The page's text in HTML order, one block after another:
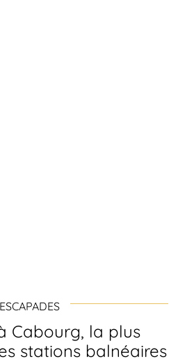
ESCAPADES
Cabourg, la plus
stations balnéaires